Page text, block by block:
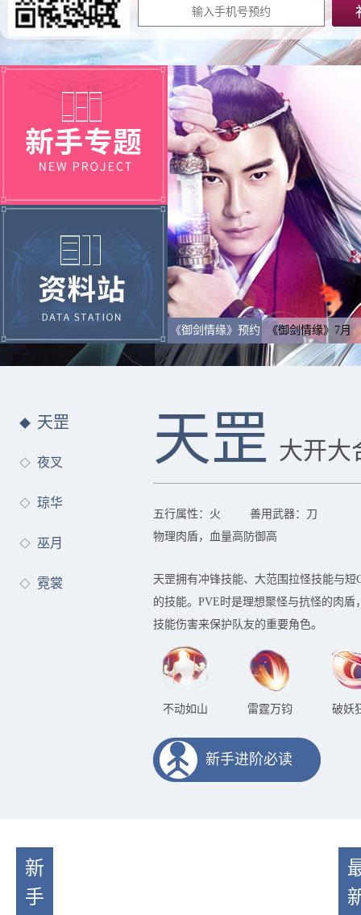
《御剑情缘》预约 《御剑情缘》7月
天罡
夜叉
琼华
巫月
霓裳
天罡 大开大
五行属性：火
善用武器：刀
物理肉盾，血量高防御高
天罡拥有冲锋技能、大范围拉怪技能与短
的技能。PVE时是理想聚怪与抗怪的肉盾
技能伤害来保护队友的重要角色。
不动如山 雷霆万钧 破妖
新手进阶必读
新
手